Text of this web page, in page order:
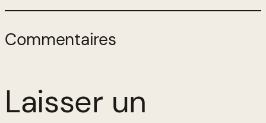
Commentaires
Laisser un